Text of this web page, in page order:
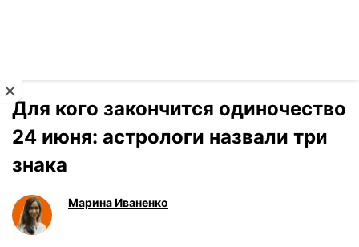
Для кого закончится одиночество
24 июня: астрологи назвали три
знака
Марина Иваненко